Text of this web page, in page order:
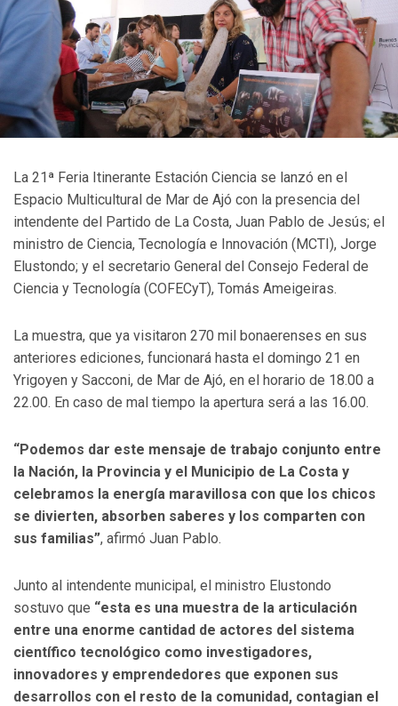
La 21ª Feria Itinerante Estación Ciencia se lanzó en el
Espacio Multicultural de Mar de Ajó con la presencia del
intendente del Partido de La Costa, Juan Pablo de Jesús; el
ministro de Ciencia, Tecnología e Innovación (MCTI), Jorge
Elustondo; y el secretario General del Consejo Federal de
Ciencia y Tecnología (COFECyT), Tomás Ameigeiras.
La muestra, que ya visitaron 270 mil bonaerenses en sus
anteriores ediciones, funcionará hasta el domingo 21 en
Yrigoyen y Sacconi, de Mar de Ajó, en el horario de 18.00 a
22.00. En caso de mal tiempo la apertura será a las 16.00.
“Podemos dar este mensaje de trabajo conjunto entre
la Nación, la Provincia y el Municipio de La Costa y
celebramos la energía maravillosa con que los chicos
se divierten, absorben saberes y los comparten con
sus familias”, afirmó Juan Pablo.
Junto al intendente municipal, el ministro Elustondo
sostuvo que “esta es una muestra de la articulación
entre una enorme cantidad de actores del sistema
científico tecnológico como investigadores,
innovadores y emprendedores que exponen sus
desarrollos con el resto de la comunidad, contagian el